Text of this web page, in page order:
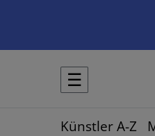
☰
Künstler A-Z